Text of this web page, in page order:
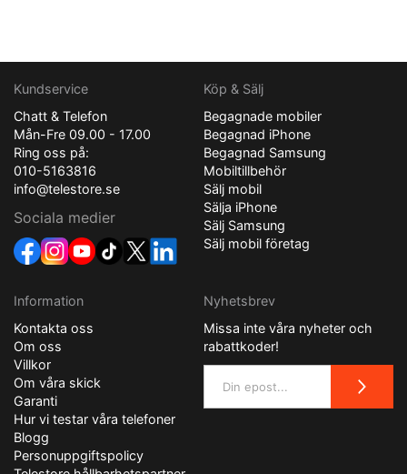
Kundservice
Chatt & Telefon
Mån-Fre 09.00 - 17.00
Ring oss på:
010-5163816
info@telestore.se
Sociala medier
Köp & Sälj
Begagnade mobiler
Begagnad iPhone
Begagnad Samsung
Mobiltillbehör
Sälj mobil
Sälja iPhone
Sälj Samsung
Sälj mobil företag
Information
Kontakta oss
Om oss
Villkor
Om våra skick
Garanti
Hur vi testar våra telefoner
Blogg
Personuppgiftspolicy
Nyhetsbrev
Missa inte våra nyheter och
rabattkoder!